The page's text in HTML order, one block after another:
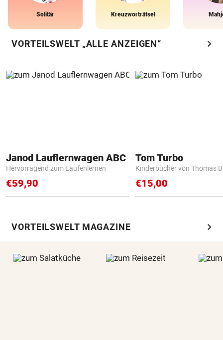
Solitär Kreuzworträtsel
VORTEILSWELT „ALLE ANZEIGEN“ chevron_right
Janod Lauflernwagen ABC
Hervorragend zum Laufenlernen
€59,90
Tom Turbo
Kinderbücher von Thomas
€15,00
VORTEILSWELT MAGAZINE chevron_right